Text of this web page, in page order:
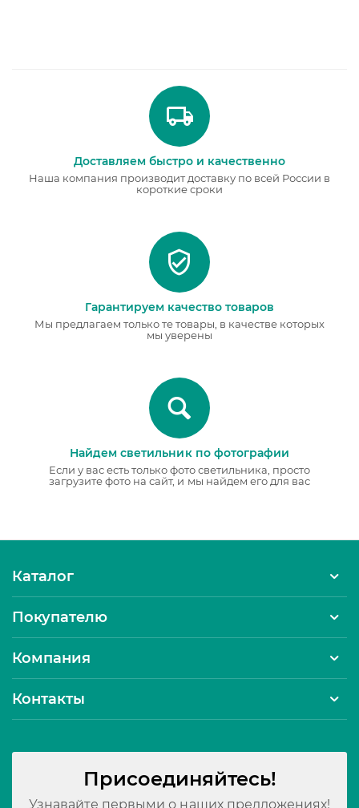
Доставляем быстро и качественно
Наша компания производит доставку по всей России в
короткие сроки
Гарантируем качество товаров
Мы предлагаем только те товары, в качестве которых
мы уверены
Найдем светильник по фотографии
Если у вас есть только фото светильника, просто
загрузите фото на сайт, и мы найдем его для вас
Каталог
Покупателю
Компания
Контакты
Присоединяйтесь!
Узнавайте первыми о наших предложениях!